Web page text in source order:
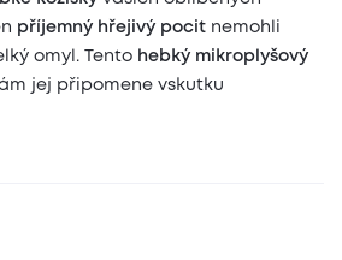
příjemný hřejivý pocit nemohli
omyl. Tento hebký mikroplyšový
jej připomene vskutku